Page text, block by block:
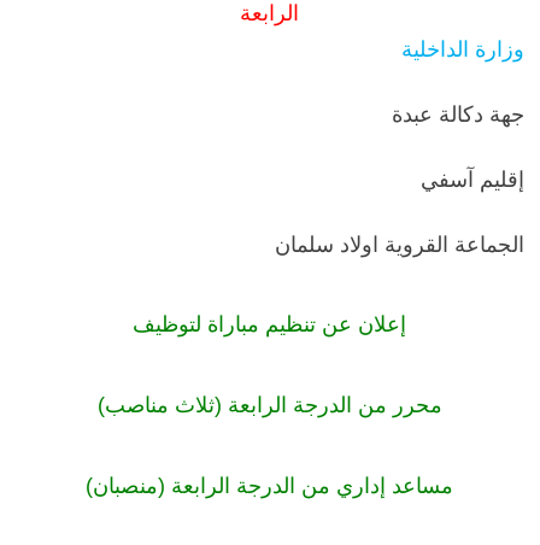
الرابعة
وزارة الداخلية
جهة دكالة عبدة
إقليم آسفي
الجماعة القروية اولاد سلمان
إعلان عن تنظيم مباراة لتوظيف
محرر من الدرجة الرابعة (ثلاث مناصب)
مساعد إداري من الدرجة الرابعة (منصبان)